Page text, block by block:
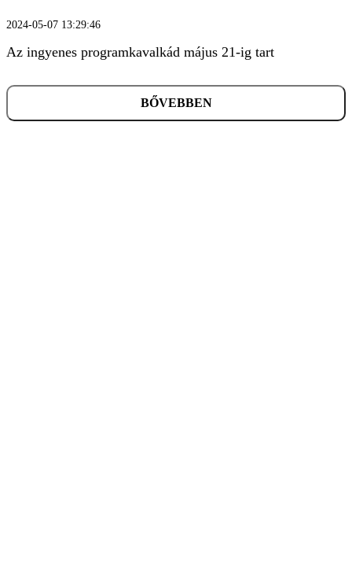
2024-05-07 13:29:46
Az ingyenes programkavalkád május 21-ig tart
BŐVEBBEN